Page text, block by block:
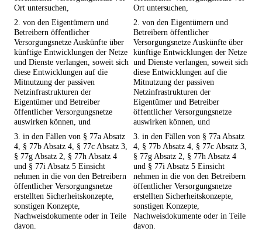
Ort untersuchen,
Ort untersuchen,
2. von den Eigentümern und
Betreibern öffentlicher
Versorgungsnetze Auskünfte über
künftige Entwicklungen der Netze
und Dienste verlangen, soweit sich
diese Entwicklungen auf die
Mitnutzung der passiven
Netzinfrastrukturen der
Eigentümer und Betreiber
öffentlicher Versorgungsnetze
auswirken können, und
2. von den Eigentümern und
Betreibern öffentlicher
Versorgungsnetze Auskünfte über
künftige Entwicklungen der Netze
und Dienste verlangen, soweit sich
diese Entwicklungen auf die
Mitnutzung der passiven
Netzinfrastrukturen der
Eigentümer und Betreiber
öffentlicher Versorgungsnetze
auswirken können, und
3. in den Fällen von § 77a Absatz
4, § 77b Absatz 4, § 77c Absatz 3,
§ 77g Absatz 2, § 77h Absatz 4
und § 77i Absatz 5 Einsicht
nehmen in die von den Betreibern
öffentlicher Versorgungsnetze
erstellten Sicherheitskonzepte,
sonstigen Konzepte,
Nachweisdokumente oder in Teile
davon.
3. in den Fällen von § 77a Absatz
4, § 77b Absatz 4, § 77c Absatz 3,
§ 77g Absatz 2, § 77h Absatz 4
und § 77i Absatz 5 Einsicht
nehmen in die von den Betreibern
öffentlicher Versorgungsnetze
erstellten Sicherheitskonzepte,
sonstigen Konzepte,
Nachweisdokumente oder in Teile
davon.